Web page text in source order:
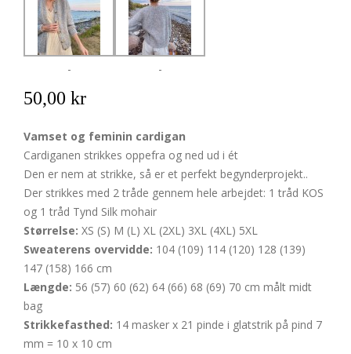
- -
50,00 kr
Vamset og feminin cardigan
Cardiganen strikkes oppefra og ned ud i ét
Den er nem at strikke, så er et perfekt begynderprojekt..
Der strikkes med 2 tråde gennem hele arbejdet: 1 tråd KOS
og 1 tråd Tynd Silk mohair
Størrelse:XS (S) M (L) XL (2XL) 3XL (4XL) 5XL
Sweaterens overvidde: 104 (109) 114 (120) 128 (139)
147 (158) 166 cm
Længde: 56 (57) 60 (62) 64 (66) 68 (69) 70 cm målt midt
bag
Strikkefasthed: 14 masker x 21 pinde i glatstrik på pind 7
mm = 10 x 10 cm